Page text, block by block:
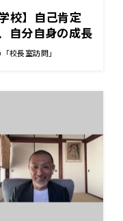
校】自己肯定
自分自身の成長
な声掛けを 大
校長室訪問」